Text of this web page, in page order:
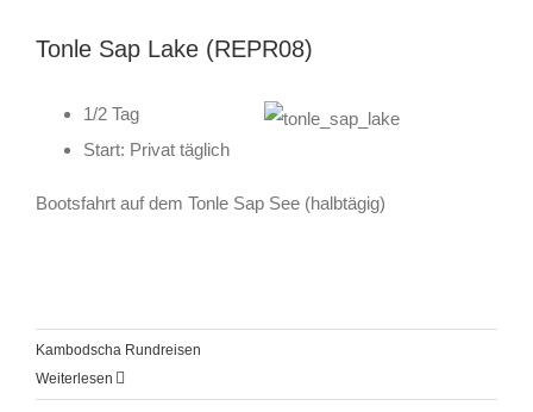
Tonle Sap Lake (REPR08)
1/2 Tag
Start: Privat täglich
Bootsfahrt auf dem Tonle Sap See (halbtägig)
Kambodscha Rundreisen
Weiterlesen